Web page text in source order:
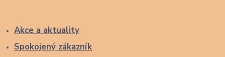
Akce a aktuality
Spokojený zákazník